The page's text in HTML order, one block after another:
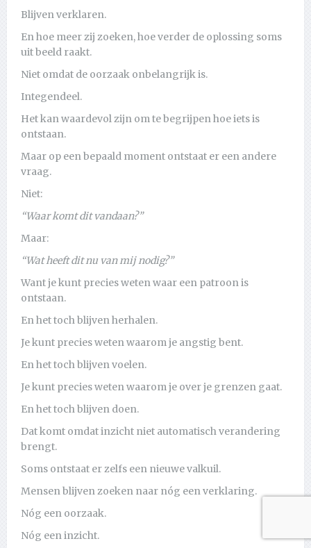
Blijven verklaren.
En hoe meer zij zoeken, hoe verder de oplossing soms
uit beeld raakt.
Niet omdat de oorzaak onbelangrijk is.
Integendeel.
Het kan waardevol zijn om te begrijpen hoe iets is
ontstaan.
Maar op een bepaald moment ontstaat er een andere
vraag.
Niet:
“Waar komt dit vandaan?”
Maar:
“Wat heeft dit nu van mij nodig?”
Want je kunt precies weten waar een patroon is
ontstaan.
En het toch blijven herhalen.
Je kunt precies weten waarom je angstig bent.
En het toch blijven voelen.
Je kunt precies weten waarom je over je grenzen gaat.
En het toch blijven doen.
Dat komt omdat inzicht niet automatisch verandering
brengt.
Soms ontstaat er zelfs een nieuwe valkuil.
Mensen blijven zoeken naar nóg een verklaring.
Nóg een oorzaak.
Nóg een inzicht.